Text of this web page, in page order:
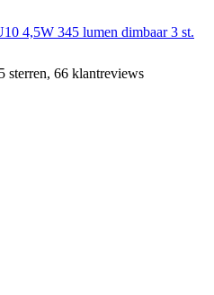
4,5W 345 lumen dimbaar 3 st.
sterren, 66 klantreviews